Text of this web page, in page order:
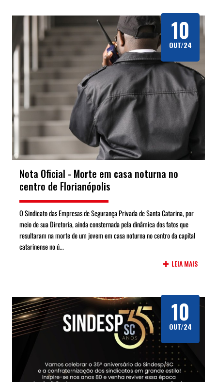
Nota Oficial - Morte em casa noturna no
centro de Florianópolis
O Sindicato das Empresas de Segurança Privada de Santa Catarina, por
meio de sua Diretoria, ainda consternada pela dinâmica dos fatos que
resultaram na morte de um jovem em casa noturna no centro da capital
catarinense no ú...
+ LEIA MAIS
10
OUT/24
10
OUT/24